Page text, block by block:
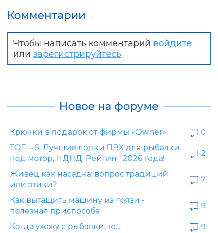
Комментарии
Чтобы написать комментарий войдите
или зарегистрируйтесь
Новое на форуме
Крючки в подарок от фирмы «Owner».
0
ТОП—5. Лучшие лодки ПВХ для рыбалки
под мотор, НДНД. Рейтинг 2026 года!
2
Живец как насадка: вопрос традиций
или этики?
7
Как вытащить машину из грязи -
полезная приспособа
9
Когда ухожу с рыбалки, то....
9